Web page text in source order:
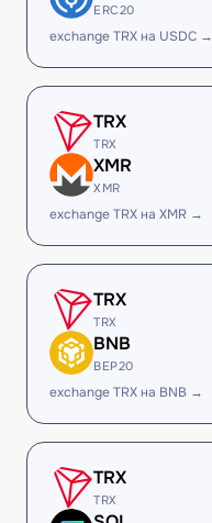
ERC20
exchange TRX на USDC →
TRX
TRX
XMR
XMR
exchange TRX на XMR →
TRX
TRX
BNB
BEP20
exchange TRX на BNB →
TRX
TRX